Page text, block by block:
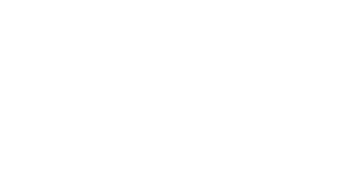
Andernfalls kann es dazu kommen,